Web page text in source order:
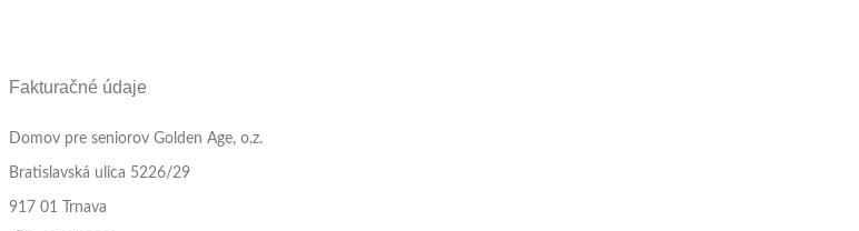
Fakturačné údaje
Domov pre seniorov Golden Age, o.z.
Bratislavská ulica 5226/29
917 01 Trnava